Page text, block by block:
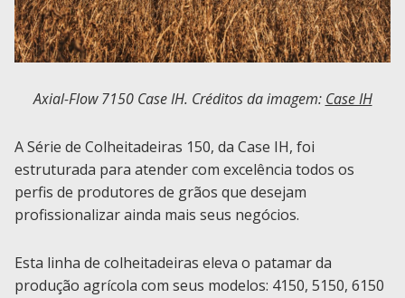
Axial-Flow 7150 Case IH. Créditos da imagem: Case IH
A Série de Colheitadeiras 150, da Case IH, foi
estruturada para atender com excelência todos os
perfis de produtores de grãos que desejam
profissionalizar ainda mais seus negócios.
Esta linha de colheitadeiras eleva o patamar da
produção agrícola com seus modelos: 4150, 5150, 6150